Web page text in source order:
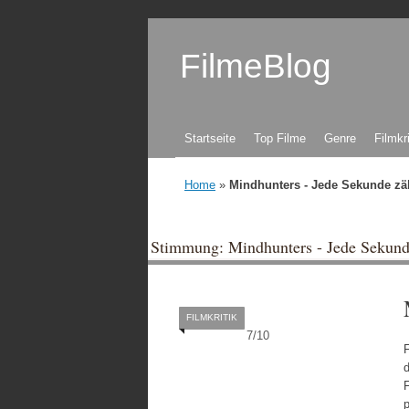
FilmeBlog
Zum Inhalt springen
Startseite Top Filme Genre
Home » Mindhunters - Jede Sekunde
Stimmung: Mindhunters - Jede
7/10
FILMKRITIK